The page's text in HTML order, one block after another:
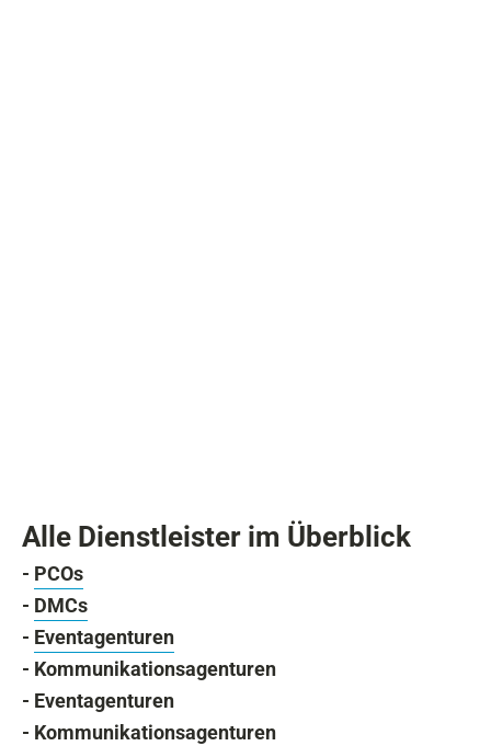
Alle Dienstleister im Überblick
- PCOs
- DMCs
- Eventagenturen
- Kommunikationsagenturen
- Eventagenturen
- Kommunikationsagenturen